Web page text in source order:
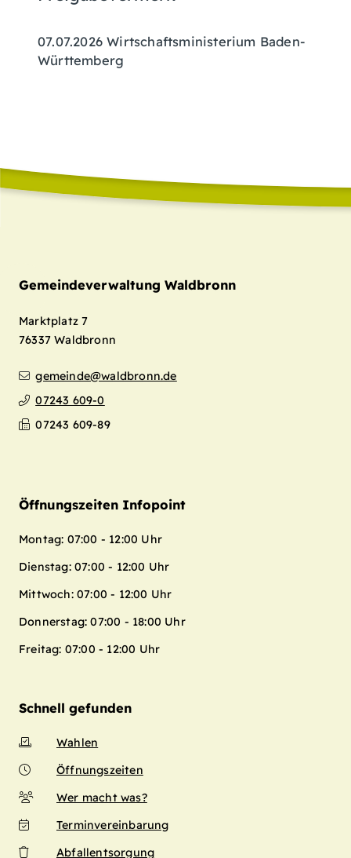
07.07.2026 Wirtschaftsministerium Baden-
Württemberg
Gemeindeverwaltung Waldbronn
Marktplatz 7
76337 Waldbronn
gemeinde@waldbronn.de
07243 609-0
07243 609-89
Öffnungszeiten Infopoint
Montag: 07:00 - 12:00 Uhr
Dienstag: 07:00 - 12:00 Uhr
Mittwoch: 07:00 - 12:00 Uhr
Donnerstag: 07:00 - 18:00 Uhr
Freitag: 07:00 - 12:00 Uhr
Schnell gefunden
Wahlen
Öffnungszeiten
Wer macht was?
Terminvereinbarung
Abfallentsorgung